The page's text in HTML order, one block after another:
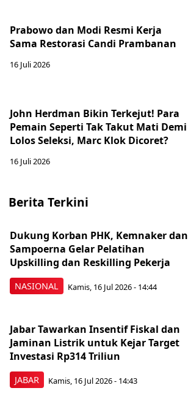
Prabowo dan Modi Resmi Kerja
Sama Restorasi Candi Prambanan
16 Juli 2026
John Herdman Bikin Terkejut! Para
Pemain Seperti Tak Takut Mati Demi
Lolos Seleksi, Marc Klok Dicoret?
16 Juli 2026
Berita Terkini
NASIONAL
Dukung Korban PHK, Kemnaker dan
Sampoerna Gelar Pelatihan
Upskilling dan Reskilling Pekerja
Kamis, 16 Jul 2026 - 14:44
JABAR
Jabar Tawarkan Insentif Fiskal dan
Jaminan Listrik untuk Kejar Target
Investasi Rp314 Triliun
Kamis, 16 Jul 2026 - 14:43